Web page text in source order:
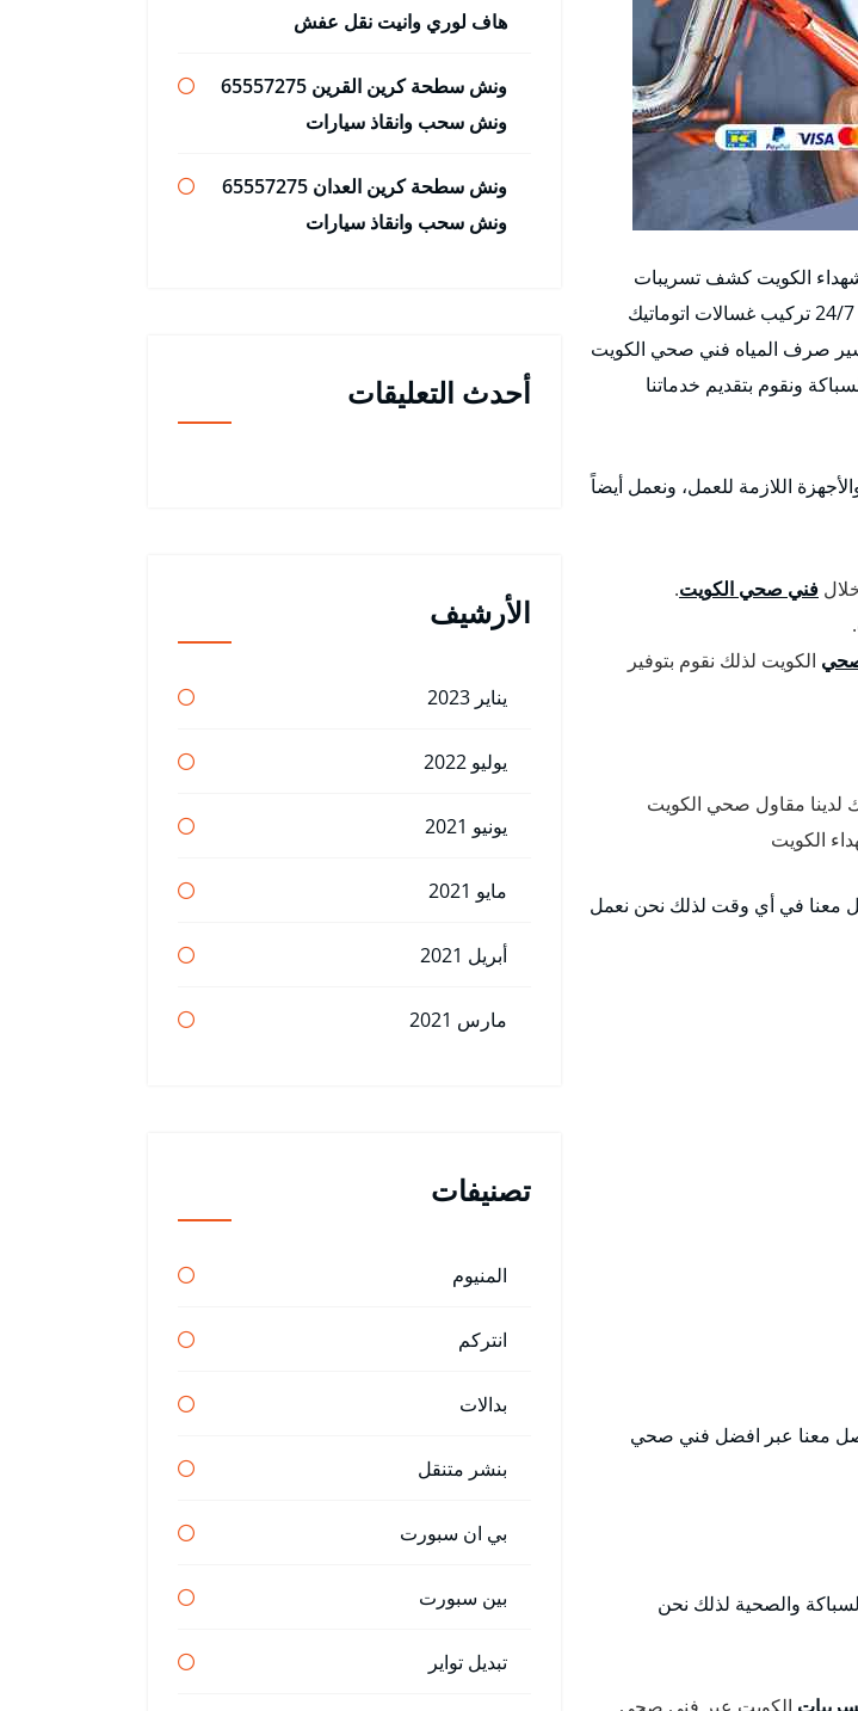
الكويت كشف تسريبات
تسليك مجاري تركيب أطقم حمامات غسالات فتح مواسير الصرف الصحي خدمة 24/7 تركيب غسالات اتوماتيك
صرف المياه فني صحي الكويت
ونقوم بتقديم خدماتنا
اللازمة للعمل، ونعمل أيضاً
فني صحي الكويت.
الكويت لذلك نقوم بتوفير
لدينا مقاول صحي الكويت
الكويت
معنا في أي وقت لذلك نحن نعمل
معنا عبر افضل فني صحي
والصحية لذلك نحن
هاف لوري وانيت نقل عفش
ونش سطحة كرين القرين 65557275
ونش سحب وانقاذ سيارات
ونش سطحة كرين العدان 65557275
ونش سحب وانقاذ سيارات
أحدث التعليقات
الأرشيف
يناير 2023
يوليو 2022
يونيو 2021
مايو 2021
أبريل 2021
مارس 2021
تصنيفات
المنيوم
انتركم
بدالات
بنشر متنقل
بي ان سبورت
بين سبورت
تبديل تواير